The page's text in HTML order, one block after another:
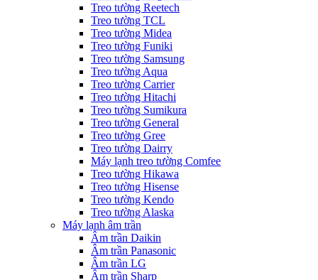
Treo tường Reetech
Treo tường TCL
Treo tường Midea
Treo tường Funiki
Treo tường Samsung
Treo tường Aqua
Treo tường Carrier
Treo tường Hitachi
Treo tường Sumikura
Treo tường General
Treo tường Gree
Treo tường Dairry
Máy lạnh treo tường Comfee
Treo tường Hikawa
Treo tường Hisense
Treo tường Kendo
Treo tường Alaska
Máy lạnh âm trần
Âm trần Daikin
Âm trần Panasonic
Âm trần LG
Âm trần Sharp